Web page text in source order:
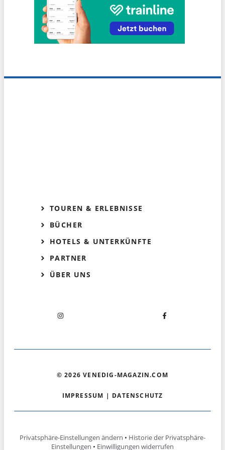
TOUREN & ERLEBNISSE
BÜCHER
HOTELS & UNTERKÜNFTE
PARTNER
ÜBER UNS
© 2026 VENEDIG-MAGAZIN.COM
IMPRESSUM | DATENSCHUTZ
Privatsphäre-Einstellungen ändern • Historie der Privatsphäre-
Einstellungen • Einwilligungen widerrufen